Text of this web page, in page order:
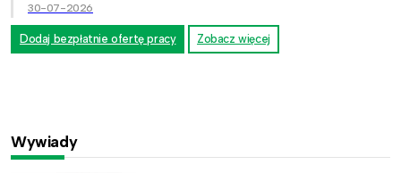
30-07-2026
Dodaj bezpłatnie ofertę pracy Zobacz więcej
Wywiady